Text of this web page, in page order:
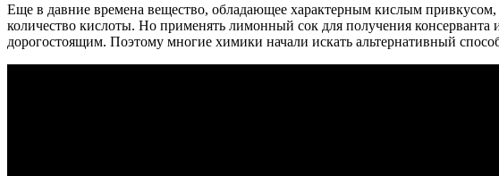
Еще в давние времена вещество, обладающее характерным кислым
количество кислоты. Но применять лимонный сок для получения консерванта
дорогостоящим. Поэтому многие химики начали искать альтернативный